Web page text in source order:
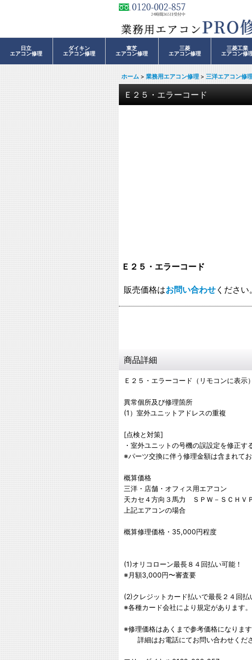
日立
エアコン修理
ダイキン
エアコン修理
東芝
エアコン修理
三菱
エアコン修理
三菱工業
エアコン修
ホーム > 業務用エアコン修理 > 三洋エアコン修
Ｅ２５・エラーコード
Ｅ２５・エラーコード
販売価格はお問い合わせください。
商品詳細
Ｅ２５・エラーコード（リモコンに表示）
異常個所及び修理箇所
(1）室外ユニットアドレスの重複
[点検と対策]
・室外ユニットの号機の誤設定を修正する
※パーツ交換に伴う修理金額は含まれて
概算価格
三洋・店舗・オフィス用エアコン
天カセ４方向３馬力 ＳＰＷ－ＳＣＨＶ
上記エアコンの場合
概算修理価格・35,000円程度
(1)オリコローン最長８４回払い可能！
※月額3,000円〜審査要
(2)クレジットカード払いで最長２４回払
※各種カード会社により規定があります
※修理価格はあくまで参考価格になりま
詳細はお電話にてお問い合わせくださ